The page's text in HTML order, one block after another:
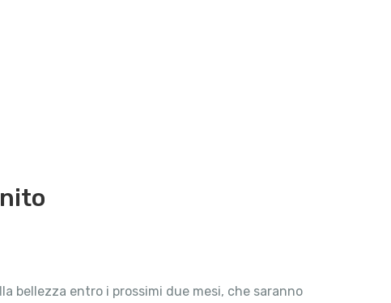
bellezza entro i prossimi due mesi, che saranno